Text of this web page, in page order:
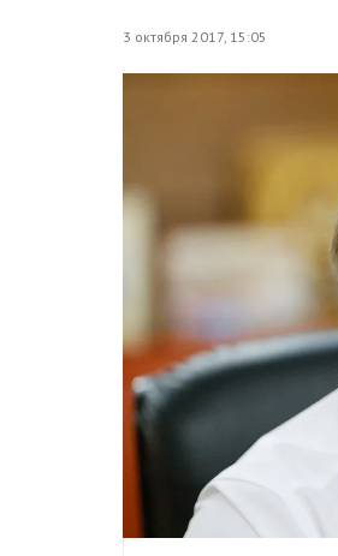
3 октября 2017, 15:05